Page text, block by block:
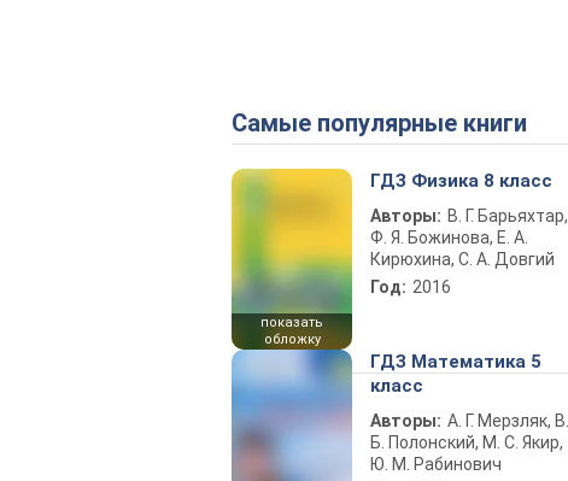
Самые популярные книги
показать
обложку
ГДЗ Физика 8 класс
Авторы: В. Г. Барьяхтар,
Ф. Я. Божинова, Е. А.
Кирюхина, С. А. Довгий
Год: 2016
ГДЗ Математика 5
класс
Авторы: А. Г. Мерзляк, В.
Б. Полонский, М. С. Якир,
Ю. М. Рабинович